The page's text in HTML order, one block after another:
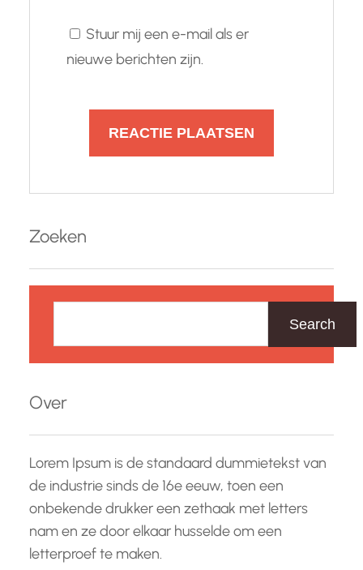
Stuur mij een e-mail als er
nieuwe berichten zijn.
Zoeken
k
n
Search
Over
Lorem Ipsum is de standaard dummietekst van
de industrie sinds de 16e eeuw, toen een
onbekende drukker een zethaak met letters
nam en ze door elkaar husselde om een
letterproef te maken.